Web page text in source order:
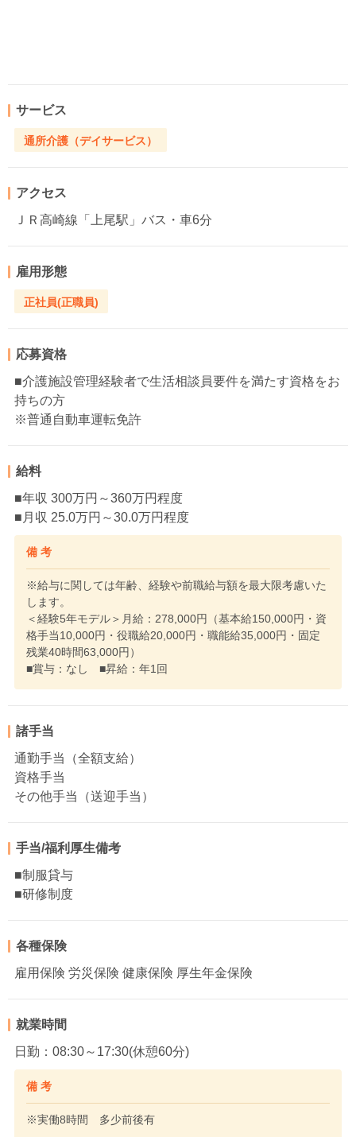
サービス
通所介護（デイサービス）
アクセス
ＪＲ高崎線「上尾駅」バス・車6分
雇用形態
正社員(正職員)
応募資格
■介護施設管理経験者で生活相談員要件を満たす資格をお
持ちの方
※普通自動車運転免許
給料
■年収 300万円～360万円程度
■月収 25.0万円～30.0万円程度
備 考
※給与に関しては年齢、経験や前職給与額を最大限考慮いた
します。
＜経験5年モデル＞月給：278,000円（基本給150,000円・資
格手当10,000円・役職給20,000円・職能給35,000円・固定
残業40時間63,000円）
■賞与：なし ■昇給：年1回
諸手当
通勤手当（全額支給）
資格手当
その他手当（送迎手当）
手当/福利厚生備考
■制服貸与
■研修制度
各種保険
雇用保険 労災保険 健康保険 厚生年金保険
就業時間
日勤：08:30～17:30(休憩60分)
備 考
※実働8時間 多少前後有